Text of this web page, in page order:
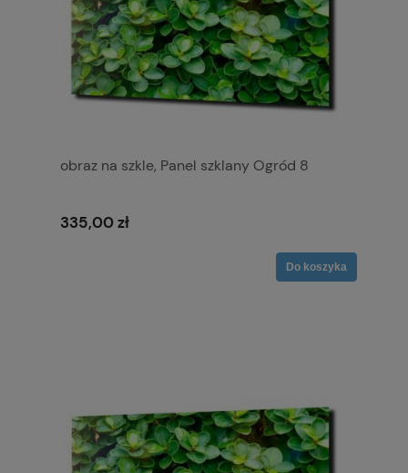
obraz na szkle, Panel szklany Ogród 8
335,00 zł
Do koszyka